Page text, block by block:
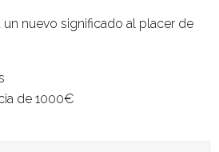
un nuevo significado al placer de
de 1000€